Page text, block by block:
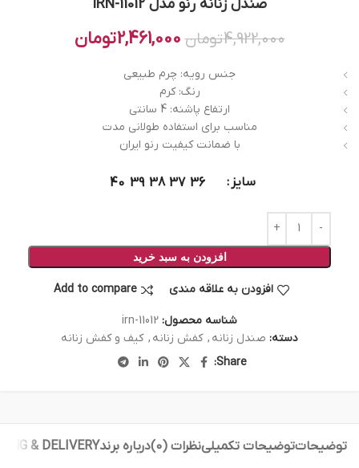
صندل زنانه رنو مدل IRN-11012
4,922,000تومان 2,461,000تومان
جنس رویه: چرم طبیعی
رنگ: کرم
ارتفاع پاشنه: 4 سانتی
مناسب برای استفاده طولانی مدت
با ضمانت کیفیت رنو ایران
سایز 36
37
38
39
40
افزودن به سبد خرید
افزودن به علاقه مندی Add to compare
شناسه محصول: irn-11012
دسته: صندل زنانه , کفش زنانه , کیف و کفش زنانه
Share:
توضیحاتتوضیحات تکمیلینظرات (0) درباره برند& DELIVERY